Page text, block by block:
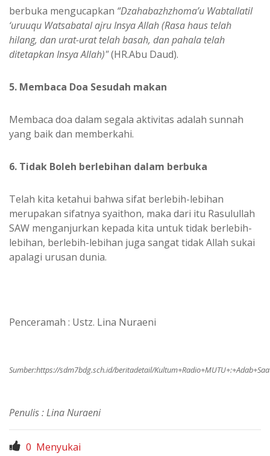
berbuka mengucapkan “Dzahabazhzhoma’u Wabtallatil
‘uruuqu Watsabatal ajru Insya Allah (Rasa haus telah
hilang, dan urat-urat telah basah, dan pahala telah
ditetapkan Insya Allah)"(HR.Abu Daud).
5. Membaca Doa Sesudah makan
Membaca doa dalam segala aktivitas adalah sunnah
yang baik dan memberkahi.
6. Tidak Boleh berlebihan dalam berbuka
Telah kita ketahui bahwa sifat berlebih-lebihan
merupakan sifatnya syaithon, maka dari itu Rasulullah
SAW menganjurkan kepada kita untuk tidak berlebih-
lebihan, berlebih-lebihan juga sangat tidak Allah sukai
apalagi urusan dunia.
Penceramah : Ustz. Lina Nuraeni
Sumber:https://sdm7bdg.sch.id/beritadetail/
Penulis : Lina Nuraeni
0 Menyukai